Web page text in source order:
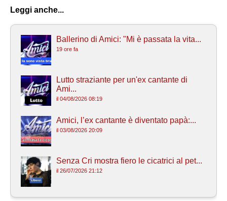
Leggi anche...
Ballerino di Amici: "Mi è passata la vita...
19 ore fa
Lutto straziante per un'ex cantante di
Ami...
il 04/08/2026 08:19
Amici, l’ex cantante è diventato papà:...
il 03/08/2026 20:09
Senza Cri mostra fiero le cicatrici al pet...
il 26/07/2026 21:12